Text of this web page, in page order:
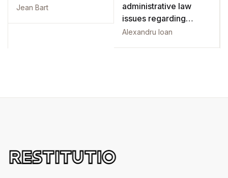
Jean Bart
administrative law
issues regarding
central and local
Alexandru Ioan